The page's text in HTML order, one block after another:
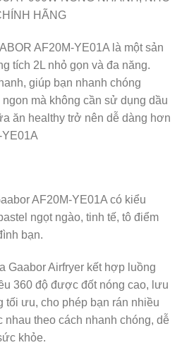
HÃNG
AF20M-YE01A là một sản
tích 2L nhỏ gọn và đa năng.
giúp bạn nhanh chóng
mà không cần sử dụng dầu
ăn healthy trở nên dễ dàng hơn
AF20M-YE01A có kiểu
ngọt ngào, tinh tế, tô điểm
bạn.
Gaabor Airfryer kết hợp luồng
360 độ được đốt nóng cao, lưu
tối ưu, cho phép bạn rán nhiều
nhau theo cách nhanh chóng, dễ
khỏe.